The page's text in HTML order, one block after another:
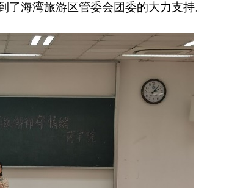
海湾旅游区管委会团委的大力支持。